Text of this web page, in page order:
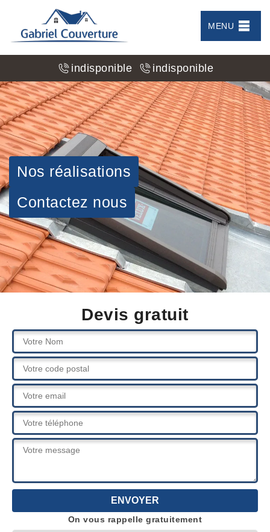
MENU
indisponible indisponible
Nos réalisations
Contactez nous
Devis gratuit
On vous rappelle gratuitement